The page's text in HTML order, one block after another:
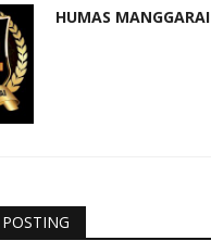
HUMAS MANGGARAI